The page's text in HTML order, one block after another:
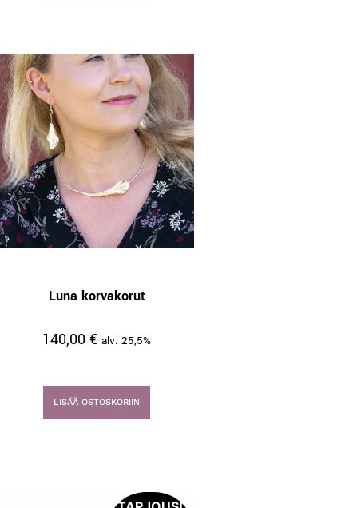
Luna korvakorut
140,00€ alv. 25,5%
LISÄÄ OSTOSKORIIN